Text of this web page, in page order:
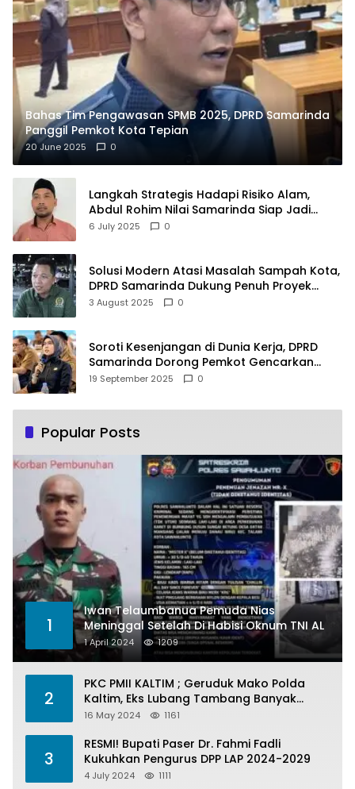
Bahas Tim Pengawasan SPMB 2025, DPRD Samarinda
Panggil Pemkot Kota Tepian
20 June 2025 0
Langkah Strategis Hadapi Risiko Alam,
Abdul Rohim Nilai Samarinda Siap Jadi
Pusat Logistik Bencana Kalimantan
6 July 2025 0
Solusi Modern Atasi Masalah Sampah Kota,
DPRD Samarinda Dukung Penuh Proyek
PLTSA
3 August 2025 0
Soroti Kesenjangan di Dunia Kerja, DPRD
Samarinda Dorong Pemkot Gencarkan
Pemberdayaan Perempuan
19 September 2025 0
Popular Posts
1
Iwan Telaumbanua Pemuda Nias
Meninggal Setelah Di Habisi Oknum TNI AL
1 April 2024 1209
2
PKC PMII KALTIM ; Geruduk Mako Polda
Kaltim, Eks Lubang Tambang Banyak
Menelan Korban
16 May 2024 1161
3
RESMI! Bupati Paser Dr. Fahmi Fadli
Kukuhkan Pengurus DPP LAP 2024-2029
4 July 2024 1111